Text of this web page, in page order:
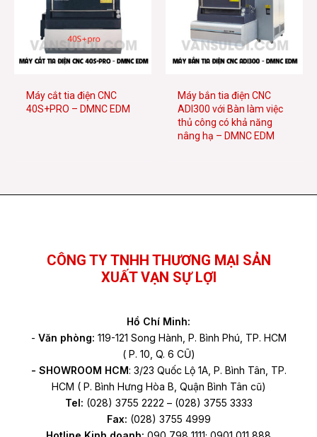
Máy cắt tia điện CNC
40S+PRO – DMNC EDM
Máy bắn tia điện CNC
ADI300 với Bàn làm việc
thủ công có khả năng
nâng hạ – DMNC EDM
CÔNG TY TNHH THƯƠNG MẠI SẢN
XUẤT VẠN SỰ LỢI
Hồ Chí Minh:
- Văn phòng: 119-121 Song Hành, P. Bình Phú, TP. HCM
( P. 10, Q. 6 CŨ)
- SHOWROOM HCM: 3/23 Quốc Lộ 1A, P. Bình Tân, TP.
HCM ( P. Bình Hưng Hòa B, Quận Bình Tân cũ)
Tel: (028) 3755 2222 – (028) 3755 3333
Fax: (028) 3755 4999
Facebook
YouTube
TikTok